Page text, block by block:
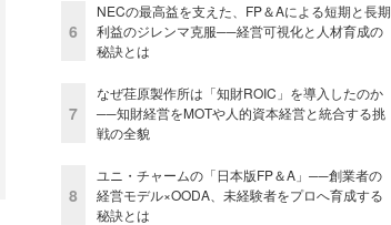
6
NECの最高益を支えた、FP＆Aによる短期と長期
利益のジレンマ克服──経営可視化と人材育成の
秘訣とは
7
なぜ荏原製作所は「知財ROIC」を導入したのか
──知財経営をMOTや人的資本経営と統合する挑
戦の全貌
8
ユニ・チャームの「日本版FP＆A」──創業者の
経営モデル×OODA、未経験者をプロへ育成する
秘訣とは